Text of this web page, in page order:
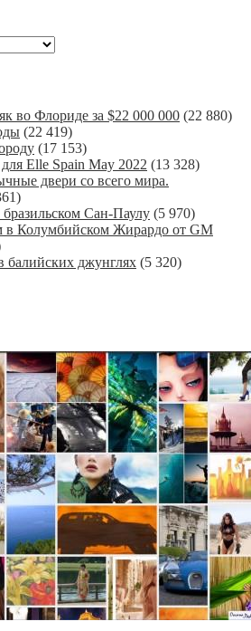
во Флориде за $22 000 000 (22 880)
(22 419)
(17 153)
Elle Spain May 2022 (13 328)
двери со всего мира.
Сан-Паулу (5 970)
в Колумбийском Жирардо от GM
балийских джунглях (5 320)